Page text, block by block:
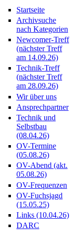
Startseite
Archivsuche
nach Kategorien
Newcomer-Treff
(nächster Treff
am 14.09.26)
Technik-Treff
(nächster Treff
am 28.09.26)
Wir über uns
Ansprechpartner
Technik und
Selbstbau
(08.04.26)
OV-Termine
(05.08.26)
OV-Abend (akt.
05.08.26)
OV-Frequenzen
OV-Fuchsjagd
(15.05.25)
Links (10.04.26)
DARC